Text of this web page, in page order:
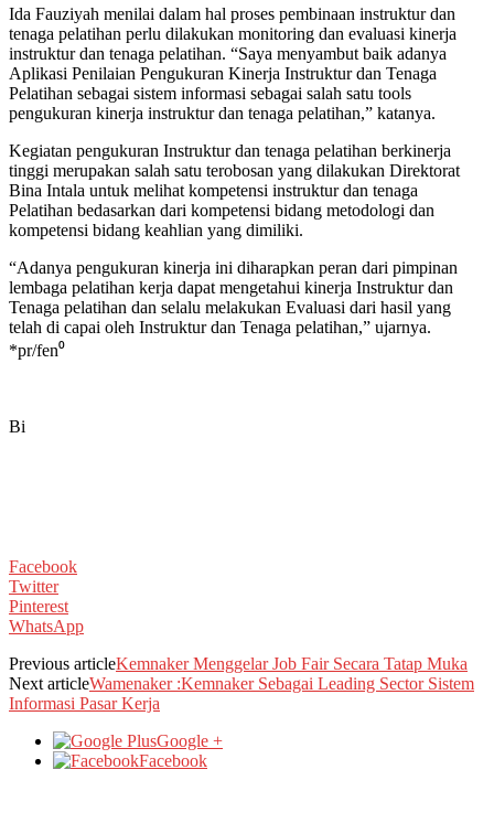
Ida Fauziyah menilai dalam hal proses pembinaan instruktur dan
tenaga pelatihan perlu dilakukan monitoring dan evaluasi kinerja
instruktur dan tenaga pelatihan. “Saya menyambut baik adanya
Aplikasi Penilaian Pengukuran Kinerja Instruktur dan Tenaga
Pelatihan sebagai sistem informasi sebagai salah satu tools
pengukuran kinerja instruktur dan tenaga pelatihan,” katanya.
Kegiatan pengukuran Instruktur dan tenaga pelatihan berkinerja
tinggi merupakan salah satu terobosan yang dilakukan Direktorat
Bina Intala untuk melihat kompetensi instruktur dan tenaga
Pelatihan bedasarkan dari kompetensi bidang metodologi dan
kompetensi bidang keahlian yang dimiliki.
“Adanya pengukuran kinerja ini diharapkan peran dari pimpinan
lembaga pelatihan kerja dapat mengetahui kinerja Instruktur dan
Tenaga pelatihan dan selalu melakukan Evaluasi dari hasil yang
telah di capai oleh Instruktur dan Tenaga pelatihan,” ujarnya.
*pr/fen⁰
Bi
Facebook
Twitter
Pinterest
WhatsApp
Previous articleKemnaker Menggelar Job Fair Secara Tatap Muka
Next articleWamenaker :Kemnaker Sebagai Leading Sector Sistem
Informasi Pasar Kerja
Google +
Facebook